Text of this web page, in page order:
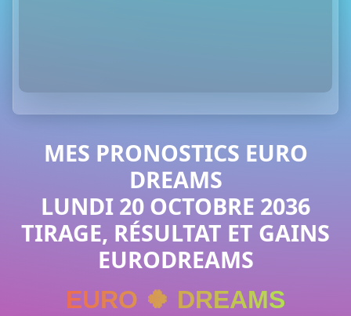
MES PRONOSTICS EURO
DREAMS
LUNDI 20 OCTOBRE 2036
TIRAGE, RÉSULTAT ET GAINS
EURODREAMS
EURO 🍀 DREAMS